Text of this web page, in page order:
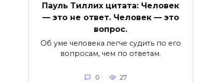
Пауль Тиллих цитата: Человек
— это не ответ. Человек — это
вопрос.
Об уме человека легче судить по его
вопросам, чем по ответам.
0 27